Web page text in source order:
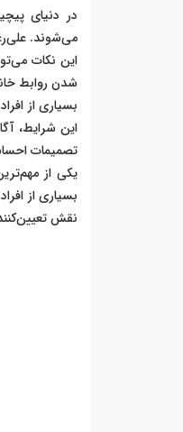
در دنیای
می‌شوند.
این نکات
شدن روابط
بسیاری از
این شرایط،
تصمیمات
یکی از
بسیاری از
نقش